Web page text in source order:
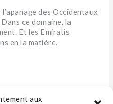
aux
l’apanage des Occidentaux
ce domaine, la
Et les Emiratis
en la matière.